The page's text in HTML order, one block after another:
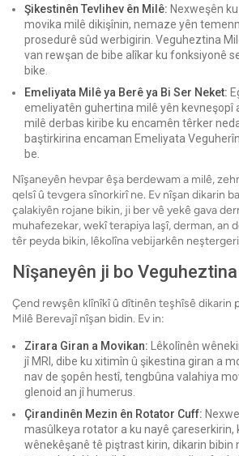
Şikestinên Tevlihev ên Milê: Nexweşên
movika milê dikişînin, nemaze yên
prosedurê sûd werbigirin. Veguheztina
van rewşan de bibe alîkar ku fonksiyonê
bike.
Emeliyata Milê ya Berê ya Bi Ser Neket:
emeliyatên guhertina milê yên kevneşopî
milê derbas kiribe ku encamên têrker
baştirkirina encaman Emeliyata
be.
Nîşaneyên hevpar êşa berdewam a milê,
qelsî û tevgera sînorkirî ne. Ev nîşan dikarin
çalakiyên rojane bikin, ji ber vê yekê gava
muhafezekar, wekî terapiya laşî, derman, an
têr peyda bikin, lêkolîna vebijarkên
Nîşaneyên ji bo
Çend rewşên klînîkî û dîtinên teşhîsê dikarin
Milê Berevajî nîşan bidin. Ev in:
Zirara Giran a Movikan: Lêkolînên
jî MRI, dibe ku xitimîn û şikestina giran a
nav de şopên hestî, tengbûna valahiya
glenoid an jî humerus.
Çirandinên Mezin ên Rotator Cuff:
masûlkeya rotator a ku nayê çareserkirin,
wênekêşanê tê piştrast kirin, dikarin bibin